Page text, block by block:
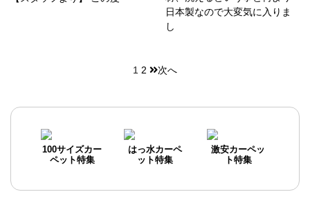
日本製なので大変気に入りま
し
稿
ナ
ビ
1 2 次へ
100サイズカー
ペット特集
はっ水カーペ
ット特集
激安カーペッ
ト特集